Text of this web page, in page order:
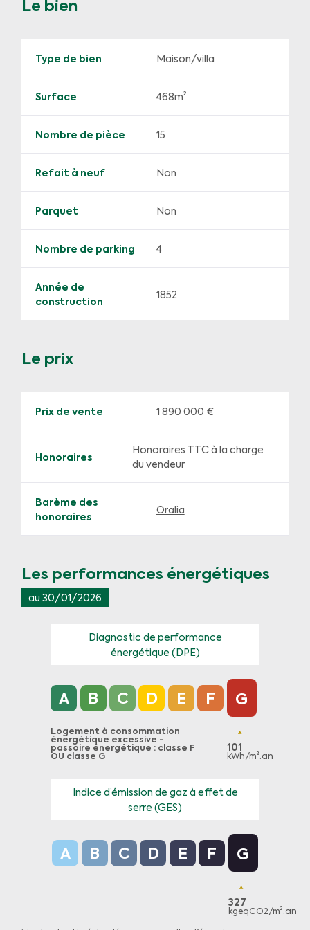
sont disponibles sur le site Géorisques :
Le bien
Type de bien Maison/villa
Surface 468m²
Nombre de pièce 15
Refait à neuf Non
Parquet Non
Nombre de parking 4
Année de
construction
1852
Le prix
Prix de vente 1 890 000 €
Honoraires
Honoraires TTC à la charge
du vendeur
Barème des
honoraires
Oralia
Les performances énergétiques
au 30/01/2026
Diagnostic de performance
énergétique (DPE)
Diagnostic de performance énergétique (DPE)
A B C D E F G
101
kWh/m².an
Logement à consommation
énergétique excessive -
passoire énergétique : classe F
OU classe G
Indice d’émission de gaz à effet de
serre (GES)
Indice d’émission de gaz à effet de serre
A B C D E F G
327
kgeqCO2/m².an